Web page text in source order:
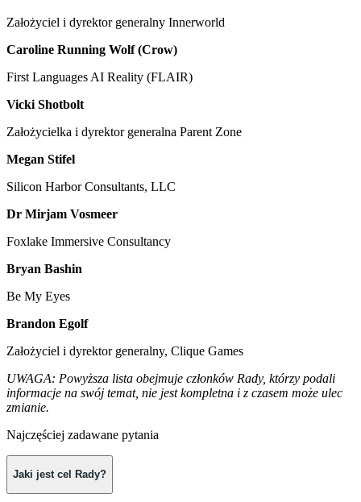
Założyciel i dyrektor generalny Innerworld
Caroline Running Wolf (Crow)
First Languages AI Reality (FLAIR)
Vicki Shotbolt
Założycielka i dyrektor generalna Parent Zone
Megan Stifel
Silicon Harbor Consultants, LLC
Dr Mirjam Vosmeer
Foxlake Immersive Consultancy
Bryan Bashin
Be My Eyes
Brandon Egolf
Założyciel i dyrektor generalny, Clique Games
UWAGA: Powyższa lista obejmuje członków Rady, którzy podali
informacje na swój temat, nie jest kompletna i z czasem może ulec
zmianie.
Najczęściej zadawane pytania
Jaki jest cel Rady?